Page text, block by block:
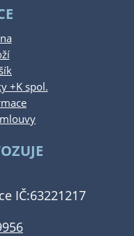
+K spol.
IČ:63221217